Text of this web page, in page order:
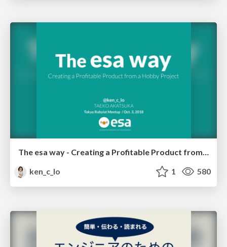
The esa way - Creating a Profitable Product from a Hobby Project
ken_c_lo
1 580